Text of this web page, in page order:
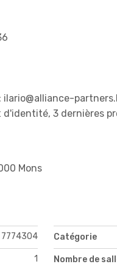
3 dernières
Mons
7774304 Catégorie
1
Nombre de